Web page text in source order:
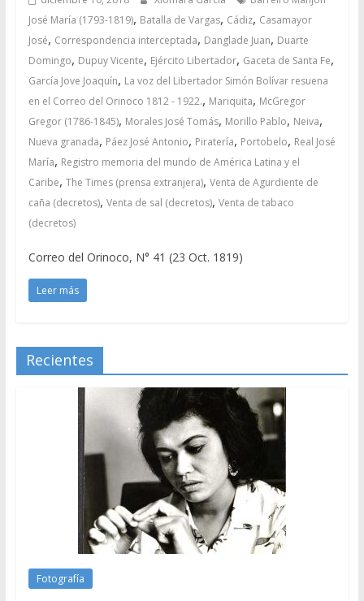
José María (1793-1819), Batalla de Vargas, Cádiz, Casamayor
José, Correspondencia interceptada, Danglade Juan, Duarte
Domingo, Dupuy Vicente, Ejército Libertador, Gaceta de Santa Fe,
García Jove Joaquín, La voz del Libertador Simón Bolívar resuena
en el Correo del Orinoco 1812 - 1922., Mariquita, McGregor
Gregor (1786-1845), Morales José Tomás, Morillo Pablo, Neiva,
Nueva granada, Páez José Antonio, Piratería, Portobelo, Real José
María, Registro memoria del mundo de América Latina y el
Caribe, The Times (prensa extranjera), Venta de Agurdiente de
caña (decretos), Venta de sal (decretos), Venta de tabaco
(decretos)
Correo del Orinoco, N° 41 (23 Oct. 1819)
Leer más
Recientes
Fotografía